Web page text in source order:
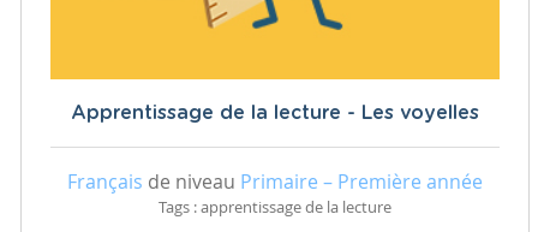
Apprentissage de la lecture - Les voyelles
Français de niveau Primaire – Première année
Tags : apprentissage de la lecture